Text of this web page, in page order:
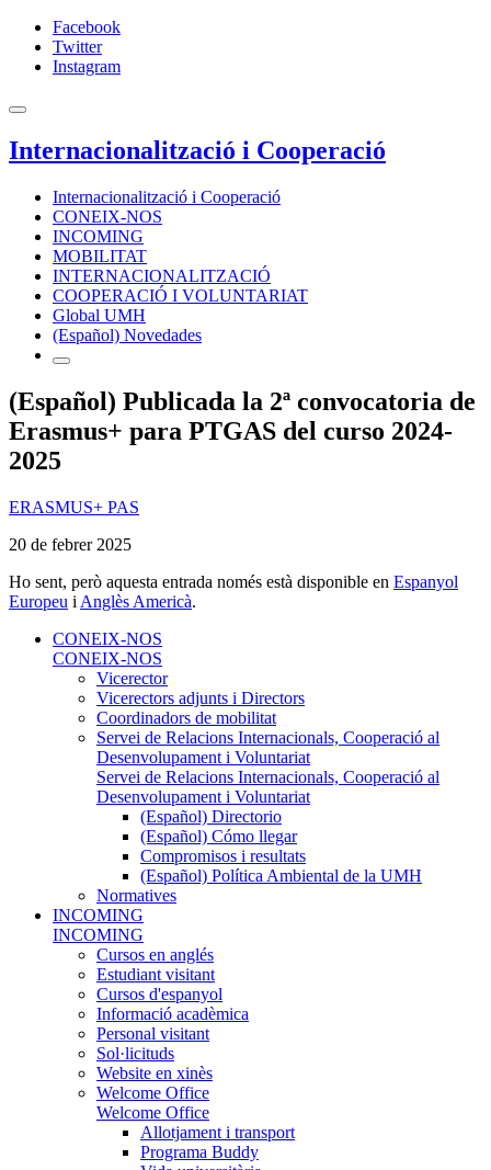
Facebook
Twitter
Instagram
Internacionalització i Cooperació
Internacionalització i Cooperació
CONEIX-NOS
INCOMING
MOBILITAT
INTERNACIONALITZACIÓ
COOPERACIÓ I VOLUNTARIAT
Global UMH
(Español) Novedades
(Español) Publicada la 2ª convocatoria de
Erasmus+ para PTGAS del curso 2024-
2025
ERASMUS+ PAS
20 de febrer 2025
Ho sent, però aquesta entrada només està disponible en Espanyol
Europeu i Anglès Americà.
CONEIX-NOS
CONEIX-NOS
Vicerector
Vicerectors adjunts i Directors
Coordinadors de mobilitat
Servei de Relacions Internacionals, Cooperació al
Desenvolupament i Voluntariat
Servei de Relacions Internacionals, Cooperació al
Desenvolupament i Voluntariat
(Español) Directorio
(Español) Cómo llegar
Compromisos i resultats
(Español) Política Ambiental de la UMH
Normatives
INCOMING
INCOMING
Cursos en anglés
Estudiant visitant
Cursos d'espanyol
Informació acadèmica
Personal visitant
Sol·licituds
Website en xinès
Welcome Office
Welcome Office
Allotjament i transport
Programa Buddy